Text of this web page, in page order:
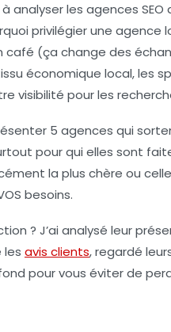
analyser les agences
privilégier une agence
café (ça change des
économique local, les
visibilité pour les
5 agences qui
pour qui elles sont
la plus chère ou
besoins.
? J’ai analysé leur
les avis clients, regardé
pour vous éviter de